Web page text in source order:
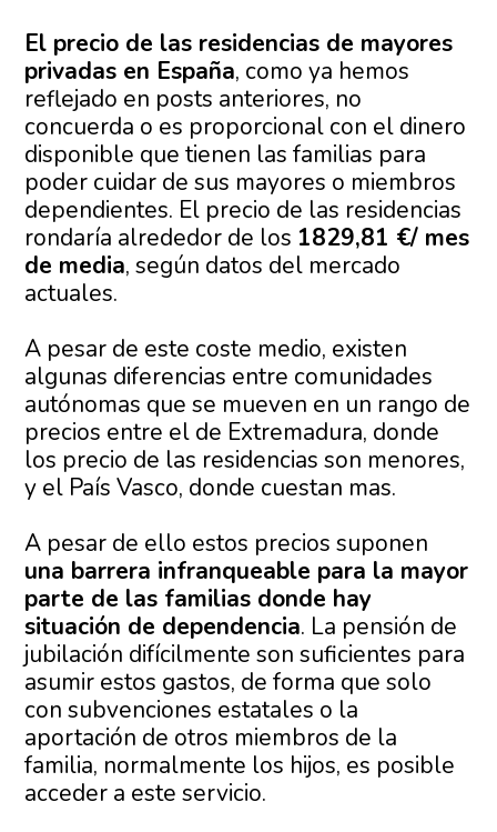
El precio de las residencias de mayores
privadas en España, como ya hemos
reflejado en posts anteriores, no
concuerda o es proporcional con el dinero
disponible que tienen las familias para
poder cuidar de sus mayores o miembros
dependientes. El precio de las residencias
rondaría alrededor de los 1829,81 €/ mes
de media, según datos del mercado
actuales.
A pesar de este coste medio, existen
algunas diferencias entre comunidades
autónomas que se mueven en un rango de
precios entre el de Extremadura, donde
los precio de las residencias son menores,
y el País Vasco, donde cuestan mas.
A pesar de ello estos precios suponen
una barrera infranqueable para la mayor
parte de las familias donde hay
situación de dependencia. La pensión de
jubilación difícilmente son suficientes para
asumir estos gastos, de forma que solo
con subvenciones estatales o la
aportación de otros miembros de la
familia, normalmente los hijos, es posible
acceder a este servicio.